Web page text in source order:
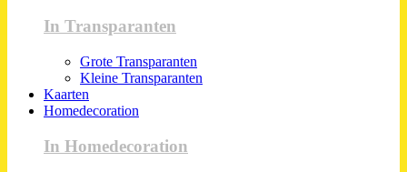
In Transparanten
Grote Transparanten
Kleine Transparanten
Kaarten
Homedecoration
In Homedecoration